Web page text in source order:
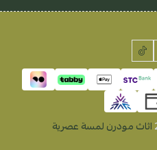
اثاث مودرن لمسة عصرية